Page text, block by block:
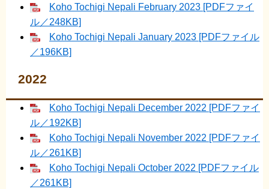
Koho Tochigi Nepali February 2023 [PDFファイ
ル／248KB]
Koho Tochigi Nepali January 2023 [PDFファイル
／196KB]
2022
Koho Tochigi Nepali December 2022 [PDFファイ
ル／192KB]
Koho Tochigi Nepali November 2022 [PDFファイ
ル／261KB]
Koho Tochigi Nepali October 2022 [PDFファイル
／261KB]